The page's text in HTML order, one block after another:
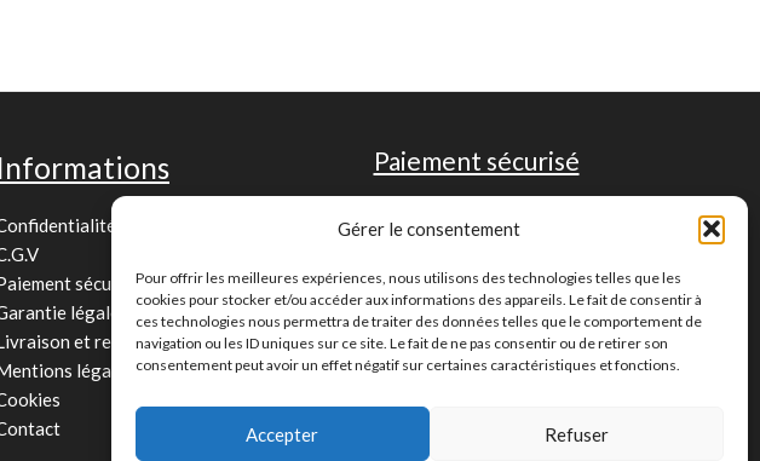
Gérer le consentement
Pour offrir les meilleures expériences, nous utilisons des technologies telles que les
cookies pour stocker et/ou accéder aux informations des appareils. Le fait de consentir à
ces technologies nous permettra de traiter des données telles que le comportement de
navigation ou les ID uniques sur ce site. Le fait de ne pas consentir ou de retirer son
consentement peut avoir un effet négatif sur certaines caractéristiques et fonctions.
Accepter Refuser
Informations
sécurisé
légale
et retour
légales
Paiement sécurisé